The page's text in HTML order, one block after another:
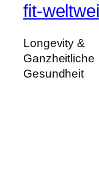
fit-
Longevity &
Ganzheitliche
Gesundheit